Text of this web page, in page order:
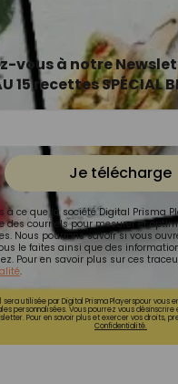
vous à notre
15 recettes SPÉCIAL
Je télécharge
à ce que la société Digital Prisma
des courriels pour mesurer et
Nous pourrons savoir si vous
le faites ainsi que des
Pour en savoir plus sur ces
.
sera utilisée par Digital Prisma Playerspour vous
personnalisées. Vous pourrez vous désinscrire
Pour en savoir plus et exercer vos droits,
Confidentialité.